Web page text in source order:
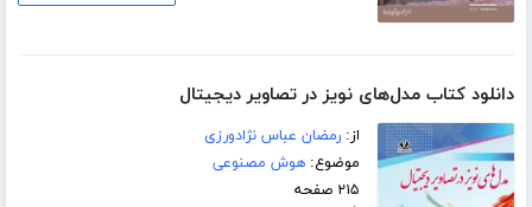
دانلود کتاب مدل‌های نویز در تصاویر دیجیتال
از:رمضان عباس نژادورزی
موضوع:هوش مصنوعی
۲۱۵ صفحه